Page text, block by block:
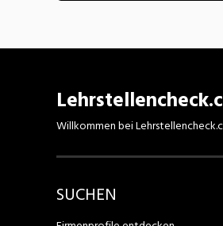
Willkommen bei
SUCHEN